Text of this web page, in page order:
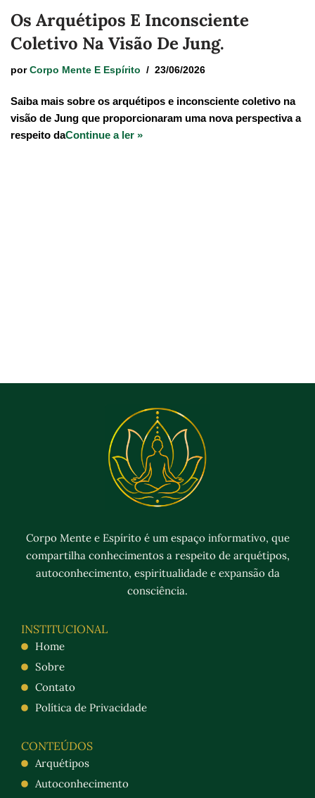
Os Arquétipos E Inconsciente
Coletivo Na Visão De Jung.
por Corpo Mente E Espírito 23/06/2026
Saiba mais sobre os arquétipos e inconsciente coletivo na
visão de Jung que proporcionaram uma nova perspectiva a
respeito daContinue a ler »
Corpo Mente e Espírito é um espaço informativo, que
compartilha conhecimentos a respeito de arquétipos,
autoconhecimento, espiritualidade e expansão da
consciência.
INSTITUCIONAL
Home
Sobre
Contato
Política de Privacidade
CONTEÚDOS
Arquétipos
Autoconhecimento